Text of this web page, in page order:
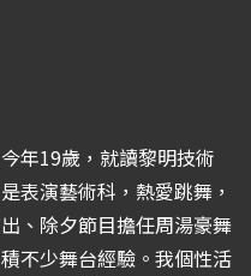
年19歲，就讀黎明技術
表演藝術科，熱愛跳舞，
、除夕節目擔任周湯豪舞
不少舞台經驗。我個性活